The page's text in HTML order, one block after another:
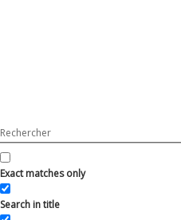
Exact matches only
Search in title